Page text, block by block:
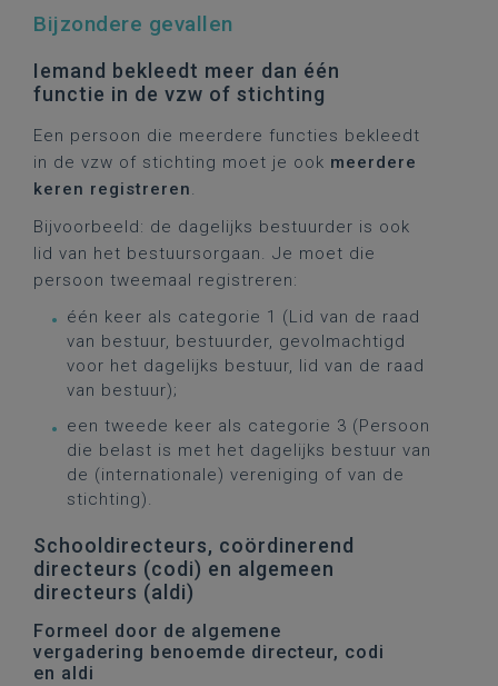
Bijzondere gevallen
Iemand bekleedt meer dan één
functie in de vzw of stichting
Een persoon die meerdere functies bekleedt
in de vzw of stichting moet je ook meerdere
keren registreren.
Bijvoorbeeld: de dagelijks bestuurder is ook
lid van het bestuursorgaan. Je moet die
persoon tweemaal registreren:
één keer als categorie 1 (Lid van de raad
van bestuur, bestuurder, gevolmachtigd
voor het dagelijks bestuur, lid van de raad
van bestuur);
een tweede keer als categorie 3 (Persoon
die belast is met het dagelijks bestuur van
de (internationale) vereniging of van de
stichting).
Schooldirecteurs, coördinerend
directeurs (codi) en algemeen
directeurs (aldi)
Formeel door de algemene
vergadering benoemde directeur, codi
en aldi